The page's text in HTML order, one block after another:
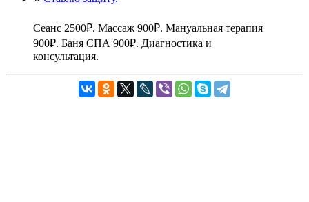
Сеанс 2500₽. Массаж 900₽. Мануальная терапия
900₽. Баня СПА 900₽. Диагностика и
консультация.